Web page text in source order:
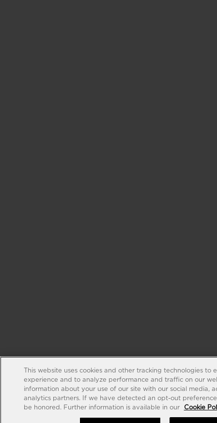
This website uses cookies and other tracking technologies to
experience and to analyze performance and traffic on our
information about your use of our site with our social media,
analytics partners. If we have detected an opt-out
be honored. Further information is available in our
Cookie